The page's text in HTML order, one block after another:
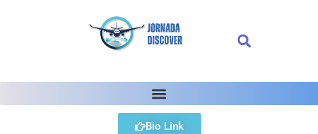
Bio Link